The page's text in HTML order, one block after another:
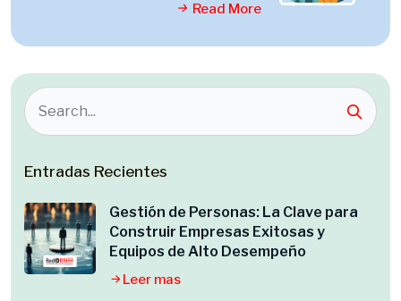
Read More
Entradas Recientes
Gestión de Personas: La Clave para
Construir Empresas Exitosas y
Equipos de Alto Desempeño
Leer mas